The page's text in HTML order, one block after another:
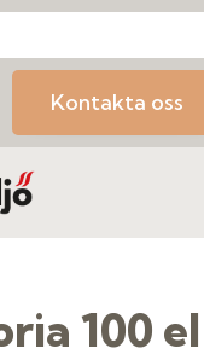
Kontakta oss
100 el